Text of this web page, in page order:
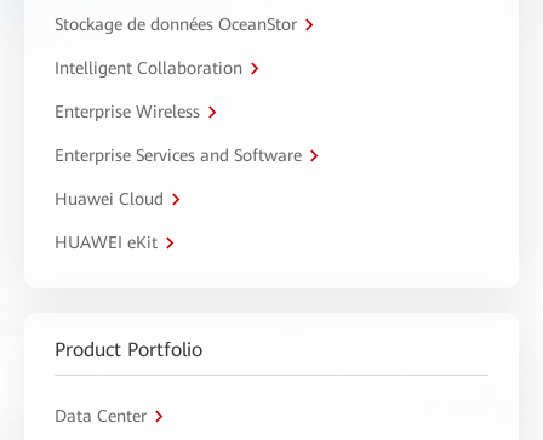
Stockage de données OceanStor
Intelligent Collaboration
Enterprise Wireless
Enterprise Services and Software
Huawei Cloud
HUAWEI eKit
Product Portfolio
Data Center